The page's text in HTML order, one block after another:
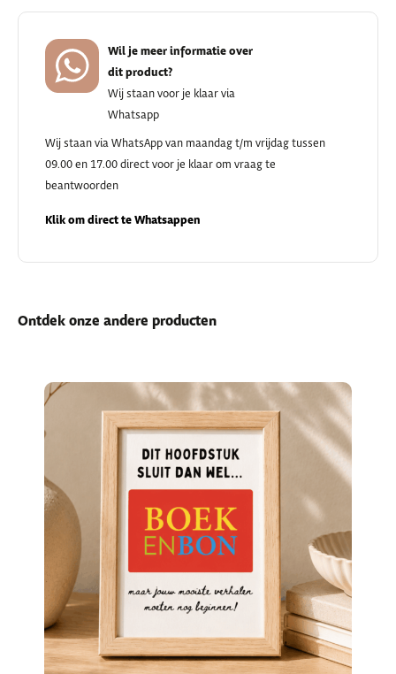
Wil je meer informatie over
dit product?
Wij staan voor je klaar via
Whatsapp
Wij staan via WhatsApp van maandag t/m vrijdag tussen
09.00 en 17.00 direct voor je klaar om vraag te
beantwoorden
Klik om direct te Whatsappen
Ontdek onze andere producten